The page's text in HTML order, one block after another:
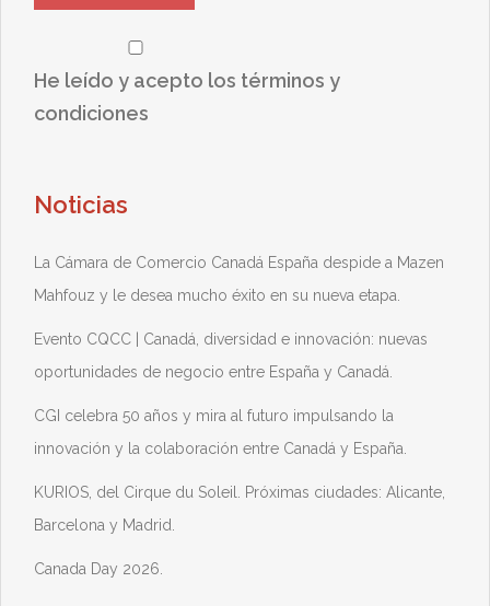
He leído y acepto los términos y
condiciones
Noticias
La Cámara de Comercio Canadá España despide a Mazen
Mahfouz y le desea mucho éxito en su nueva etapa.
Evento CQCC | Canadá, diversidad e innovación: nuevas
oportunidades de negocio entre España y Canadá.
CGI celebra 50 años y mira al futuro impulsando la
innovación y la colaboración entre Canadá y España.
KURIOS, del Cirque du Soleil. Próximas ciudades: Alicante,
Barcelona y Madrid.
Canada Day 2026.